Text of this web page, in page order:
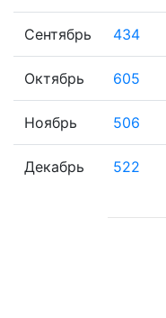
Сентябрь 434
Октябрь 605
Ноябрь 506
Декабрь 522